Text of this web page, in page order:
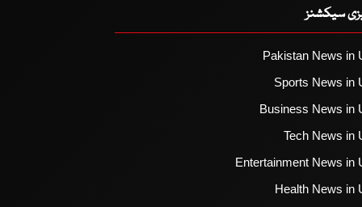
سیکشنز
Pakistan News in
Sports News in
Business News in
Tech News in
Entertainment News in
Health News in